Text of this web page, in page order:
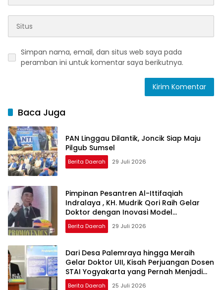
Simpan nama, email, dan situs web saya pada
peramban ini untuk komentar saya berikutnya.
Baca Juga
PAN Linggau Dilantik, Joncik Siap Maju
Pilgub Sumsel
Berita Daerah 29 Juli 2026
Pimpinan Pesantren Al-Ittifaqiah
Indralaya , KH. Mudrik Qori Raih Gelar
Doktor dengan Inovasi Model
Pembelajaran Nagham Al-Qur’an di UMM
Berita Daerah 29 Juli 2026
Dari Desa Palemraya hingga Meraih
Gelar Doktor UII, Kisah Perjuangan Dosen
STAI Yogyakarta yang Pernah Menjadi
Driver Taksi Online
Berita Daerah 25 Juli 2026